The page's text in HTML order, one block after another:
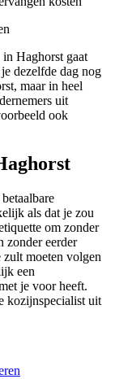
Haghorst gaat
dezelfde dag nog
maar in heel
uit
ook
als dat je zou
om zonder
zonder eerder
moeten volgen
een
je voor heeft.
kozijnspecialist uit